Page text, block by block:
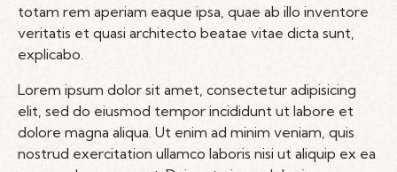
totam rem aperiam eaque ipsa, quae ab illo inventore
veritatis et quasi architecto beatae vitae dicta sunt,
explicabo.
Lorem ipsum dolor sit amet, consectetur adipisicing
elit, sed do eiusmod tempor incididunt ut labore et
dolore magna aliqua. Ut enim ad minim veniam, quis
nostrud exercitation ullamco laboris nisi ut aliquip ex ea